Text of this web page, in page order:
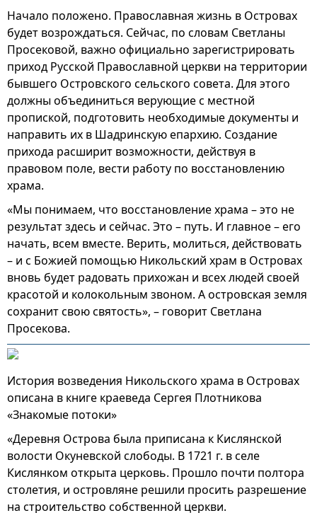
Начало положено. Православная жизнь в Островах
будет возрождаться. Сейчас, по словам Светланы
Просековой, важно официально зарегистрировать
приход Русской Православной церкви на территории
бывшего Островского сельского совета. Для этого
должны объединиться верующие с местной
пропиской, подготовить необходимые документы и
направить их в Шадринскую епархию. Создание
прихода расширит возможности, действуя в
правовом поле, вести работу по восстановлению
храма.
«Мы понимаем, что восстановление храма – это не
результат здесь и сейчас. Это – путь. И главное – его
начать, всем вместе. Верить, молиться, действовать
– и с Божией помощью Никольский храм в Островах
вновь будет радовать прихожан и всех людей своей
красотой и колокольным звоном. А островская земля
сохранит свою святость», – говорит Светлана
Просекова.
История возведения Никольского храма в Островах
описана в книге краеведа Сергея Плотникова
«Знакомые потоки»
«Деревня Острова была приписана к Кислянской
волости Окуневской слободы. В 1721 г. в селе
Кислянком открыта церковь. Прошло почти полтора
столетия, и островляне решили просить разрешение
на строительство собственной церкви.